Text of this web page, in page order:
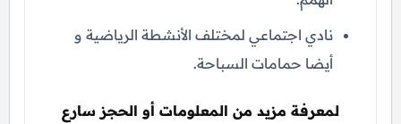
نادي اجتماعي لمختلف الأنشطة الرياضية و
أيضا حمامات السباحة.
لمعرفة مزيد من المعلومات أو الحجز سارع